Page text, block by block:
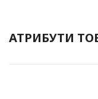
АТРИБУТИ